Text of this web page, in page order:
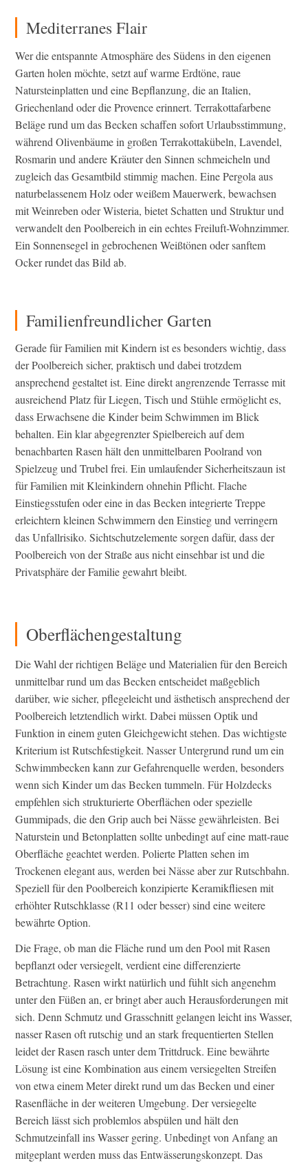
Mediterranes Flair
Wer die entspannte Atmosphäre des Südens in den eigenen
Garten holen möchte, setzt auf warme Erdtöne, raue
Natursteinplatten und eine Bepflanzung, die an Italien,
Griechenland oder die Provence erinnert. Terrakottafarbene
Beläge rund um das Becken schaffen sofort Urlaubsstimmung,
während Olivenbäume in großen Terrakottakübeln, Lavendel,
Rosmarin und andere Kräuter den Sinnen schmeicheln und
zugleich das Gesamtbild stimmig machen. Eine Pergola aus
naturbelassenem Holz oder weißem Mauerwerk, bewachsen
mit Weinreben oder Wisteria, bietet Schatten und Struktur und
verwandelt den Poolbereich in ein echtes Freiluft-Wohnzimmer.
Ein Sonnensegel in gebrochenen Weißtönen oder sanftem
Ocker rundet das Bild ab.
Familienfreundlicher Garten
Gerade für Familien mit Kindern ist es besonders wichtig, dass
der Poolbereich sicher, praktisch und dabei trotzdem
ansprechend gestaltet ist. Eine direkt angrenzende Terrasse mit
ausreichend Platz für Liegen, Tisch und Stühle ermöglicht es,
dass Erwachsene die Kinder beim Schwimmen im Blick
behalten. Ein klar abgegrenzter Spielbereich auf dem
benachbarten Rasen hält den unmittelbaren Poolrand von
Spielzeug und Trubel frei. Ein umlaufender Sicherheitszaun ist
für Familien mit Kleinkindern ohnehin Pflicht. Flache
Einstiegsstufen oder eine in das Becken integrierte Treppe
erleichtern kleinen Schwimmern den Einstieg und verringern
das Unfallrisiko. Sichtschutzelemente sorgen dafür, dass der
Poolbereich von der Straße aus nicht einsehbar ist und die
Privatsphäre der Familie gewahrt bleibt.
Oberflächengestaltung
Die Wahl der richtigen Beläge und Materialien für den Bereich
unmittelbar rund um das Becken entscheidet maßgeblich
darüber, wie sicher, pflegeleicht und ästhetisch ansprechend der
Poolbereich letztendlich wirkt. Dabei müssen Optik und
Funktion in einem guten Gleichgewicht stehen. Das wichtigste
Kriterium ist Rutschfestigkeit. Nasser Untergrund rund um ein
Schwimmbecken kann zur Gefahrenquelle werden, besonders
wenn sich Kinder um das Becken tummeln. Für Holzdecks
empfehlen sich strukturierte Oberflächen oder spezielle
Gummipads, die den Grip auch bei Nässe gewährleisten. Bei
Naturstein und Betonplatten sollte unbedingt auf eine matt-raue
Oberfläche geachtet werden. Polierte Platten sehen im
Trockenen elegant aus, werden bei Nässe aber zur Rutschbahn.
Speziell für den Poolbereich konzipierte Keramikfliesen mit
erhöhter Rutschklasse (R11 oder besser) sind eine weitere
bewährte Option.
Die Frage, ob man die Fläche rund um den Pool mit Rasen
bepflanzt oder versiegelt, verdient eine differenzierte
Betrachtung. Rasen wirkt natürlich und fühlt sich angenehm
unter den Füßen an, er bringt aber auch Herausforderungen mit
sich. Denn Schmutz und Grasschnitt gelangen leicht ins Wasser,
nasser Rasen oft rutschig und an stark frequentierten Stellen
leidet der Rasen rasch unter dem Trittdruck. Eine bewährte
Lösung ist eine Kombination aus einem versiegelten Streifen
von etwa einem Meter direkt rund um das Becken und einer
Rasenfläche in der weiteren Umgebung. Der versiegelte
Bereich lässt sich problemlos abspülen und hält den
Schmutzeinfall ins Wasser gering. Unbedingt von Anfang an
mitgeplant werden muss das Entwässerungskonzept. Das